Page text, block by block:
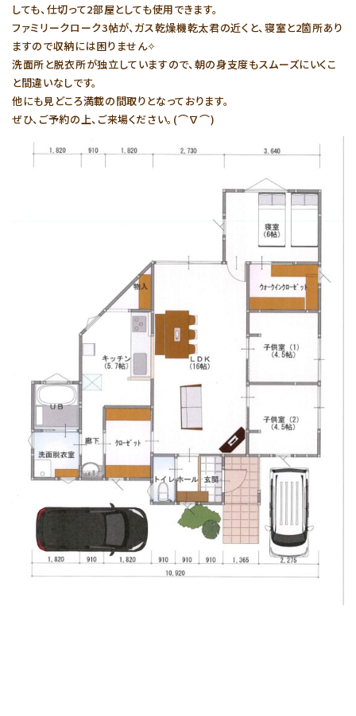
しても、仕切って2部屋としても使用できます。
ファミリークローク3帖が、ガス乾燥機乾太君の近くと、寝室と2箇所あり
ますので収納には困りません✧
洗面所と脱衣所が独立していますので、朝の身支度もスムーズにいくこ
と間違いなしです。
他にも見どころ満載の間取りとなっております。
ぜひ、ご予約の上、ご来場ください。(⌒∇⌒)